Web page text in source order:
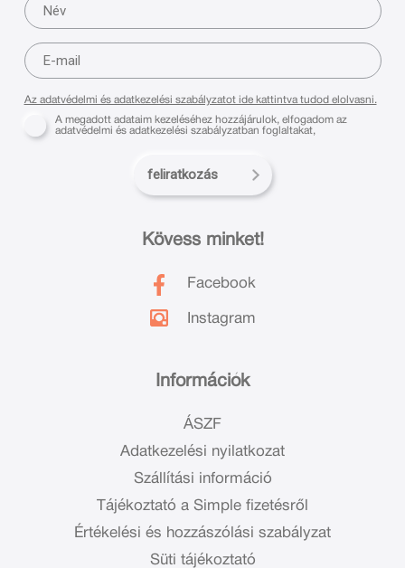
Információk
ÁSZF
Adatkezelési nyilatkozat
Szállítási információ
Tájékoztató a Simple fizetésről
Értékelési és hozzászólási szabályzat
Süti tájékoztató
Kövess minket!
Facebook
Instagram
Az adatvédelmi és adatkezelési szabályzatot ide kattintva tudod elolvasni.
A megadott adataim kezeléséhez hozzájárulok, elfogadom az
adatvédelmi és adatkezelési szabályzatban foglaltakat,
feliratkozás